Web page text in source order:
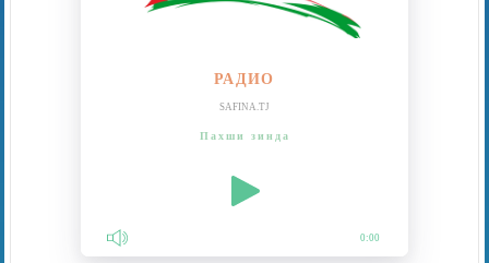
РАДИО
SAFINA.TJ
Пахши зинда
0:00